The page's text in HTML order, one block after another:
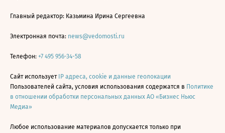
Главный редактор: Казьмина Ирина Сергеевна
Электронная почта: news@vedomosti.ru
Телефон: +7 495 956-34-58
Сайт использует IP адреса, cookie и данные геолокации
Пользователей сайта, условия использования содержатся в Политике
в отношении обработки персональных данных АО «Бизнес Ньюс
Медиа»
Любое использование материалов допускается только при